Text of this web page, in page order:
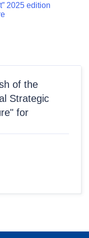
2025 edition
of the
Strategic
for